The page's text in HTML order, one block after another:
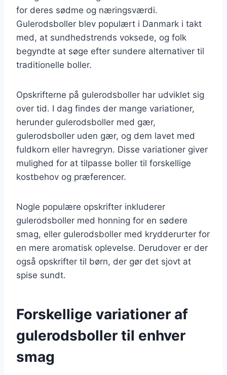
for deres sødme og næringsværdi.
Gulerodsboller blev populært i Danmark i takt
med, at sundhedstrends voksede, og folk
begyndte at søge efter sundere alternativer til
traditionelle boller.
Opskrifterne på gulerodsboller har udviklet sig
over tid. I dag findes der mange variationer,
herunder gulerodsboller med gær,
gulerodsboller uden gær, og dem lavet med
fuldkorn eller havregryn. Disse variationer giver
mulighed for at tilpasse boller til forskellige
kostbehov og præferencer.
Nogle populære opskrifter inkluderer
gulerodsboller med honning for en sødere
smag, eller gulerodsboller med krydderurter for
en mere aromatisk oplevelse. Derudover er der
også opskrifter til børn, der gør det sjovt at
spise sundt.
Forskellige variationer af
gulerodsboller til enhver
smag